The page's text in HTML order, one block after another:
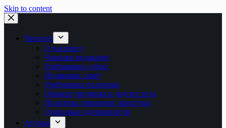
Skip to content
Часопис
О часопису
Чланови редакције
Уређивачки одбор
Издавачки савет
Уређивачка политика
Обавезе уредника и других тела
Пoлитикa oтвoрeнoг приступa
Одрицање одговорности
Аутори